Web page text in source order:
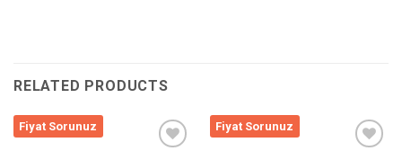
RELATED PRODUCTS
Fiyat Sorunuz Fiyat Sorunuz